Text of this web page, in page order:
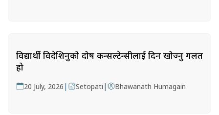
विद्यार्थी विदेशिनुको दोष कन्सल्टेन्सीलाई दिन खोज्नु गलत
हो
20 July, 2026 | Setopati | Bhawanath Humagain